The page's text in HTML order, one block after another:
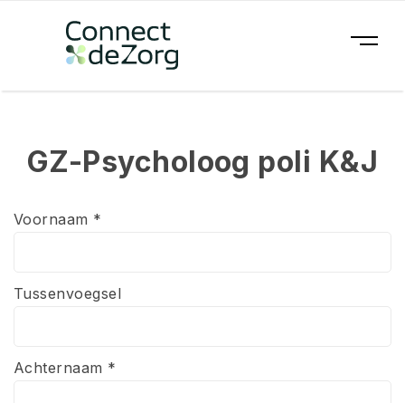
GZ-Psycholoog poli K&J
Voornaam *
Tussenvoegsel
Achternaam *